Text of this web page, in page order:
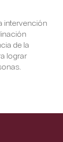
intervención
de la
lograr